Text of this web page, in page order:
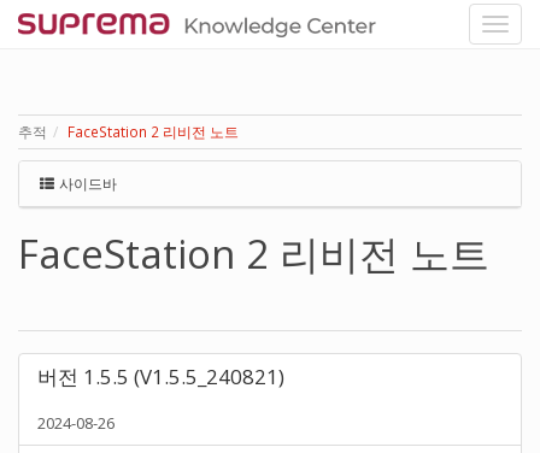
추적 FaceStation 2 리비전 노트
사이드바
FaceStation 2 리비전 노트
버전 1.5.5 (V1.5.5_240821)
2024-08-26